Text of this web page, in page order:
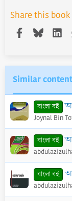
Share this book
Facebook
Bluesky
Similar content
বাংলা বই
Joynal Bin
বাংলা বই
বাংলা বই